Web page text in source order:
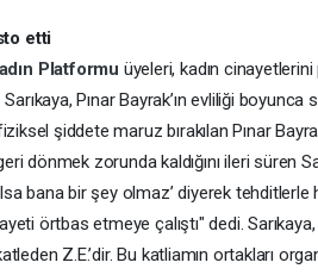
etti
Platformu üyeleri, kadın
Pınar Bayrak’ın evliliği
şiddete maruz bırakılan Pınar
dönmek zorunda kaldığını ileri süren
bana bir şey olmaz’ diyerek tehditlerle
örtbas etmeye çalıştı" dedi.
Z.E.’dir. Bu katliamın ortakları